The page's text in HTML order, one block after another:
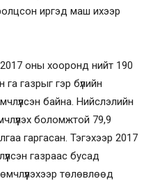
иргэд маш ихээр
оны хооронд нийт 190
газрыг гэр бүлийн
байна. Нийслэлийн
боломжтой 79,9
гаргасан. Тэгэхээр 2017
газраас бусад
төлөвлөөд